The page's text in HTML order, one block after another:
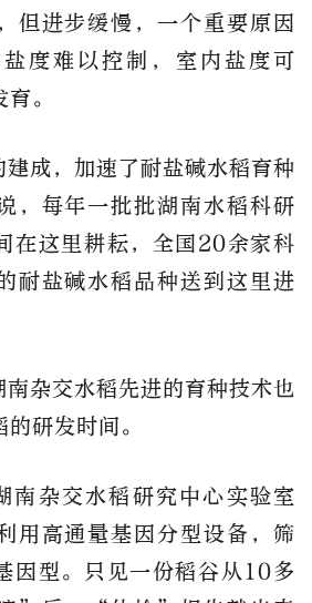
但进步缓慢，一个重要原因
度难以控制，室内盐度可
。
建成，加速了耐盐碱水稻育种
，每年一批批湖南水稻科研
在这里耕耘，全国20余家科
耐盐碱水稻品种送到这里进
南杂交水稻先进的育种技术也
研发时间。
南杂交水稻研究中心实验室
用高通量基因分型设备，筛
因型。只见一份稻谷从10多